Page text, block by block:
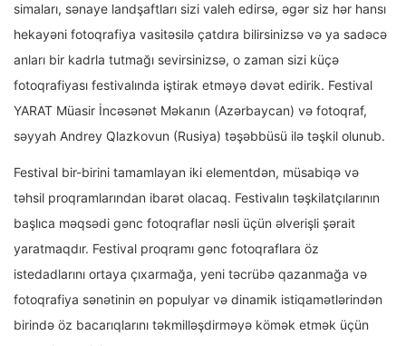
simaları, sənaye landşaftları sizi valeh edirsə, əgər siz hər hansı
hekayəni fotoqrafiya vasitəsilə çatdıra bilirsinizsə və ya sadəcə
anları bir kadrla tutmağı sevirsinizsə, o zaman sizi küçə
fotoqrafiyası festivalında iştirak etməyə dəvət edirik. Festival
YARAT Müasir İncəsənət Məkanın (Azərbaycan) və fotoqraf,
səyyah Andrey Qlazkovun (Rusiya) təşəbbüsü ilə təşkil olunub.
Festival bir-birini tamamlayan iki elementdən, müsabiqə və
təhsil proqramlarından ibarət olacaq. Festivalın təşkilatçılarının
başlıca məqsədi gənc fotoqraflar nəsli üçün əlverişli şərait
yaratmaqdır. Festival proqramı gənc fotoqraflara öz
istedadlarını ortaya çıxarmağa, yeni təcrübə qazanmağa və
fotoqrafiya sənətinin ən populyar və dinamik istiqamətlərindən
birində öz bacarıqlarını təkmilləşdirməyə kömək etmək üçün